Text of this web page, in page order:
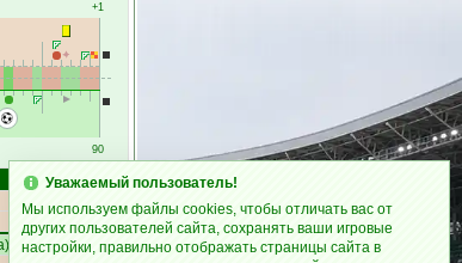
+1
90
Счёт
1:0
) 1:1
Уважаемый пользователь!
Мы используем файлы cookies, чтобы отличать вас от
других пользователей сайта, сохранять ваши игровые
настройки, правильно отображать страницы сайта в